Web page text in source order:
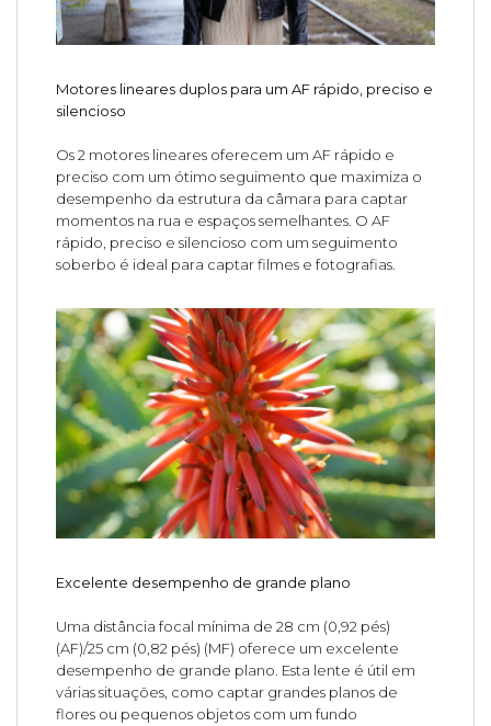
Motores lineares duplos para um AF rápido, preciso e
silencioso
Os 2 motores lineares oferecem um AF rápido e
preciso com um ótimo seguimento que maximiza o
desempenho da estrutura da câmara para captar
momentos na rua e espaços semelhantes. O AF
rápido, preciso e silencioso com um seguimento
soberbo é ideal para captar filmes e fotografias.
Excelente desempenho de grande plano
Uma distância focal mínima de 28 cm (0,92 pés)
(AF)/25 cm (0,82 pés) (MF) oferece um excelente
desempenho de grande plano. Esta lente é útil em
várias situações, como captar grandes planos de
flores ou pequenos objetos com um fundo